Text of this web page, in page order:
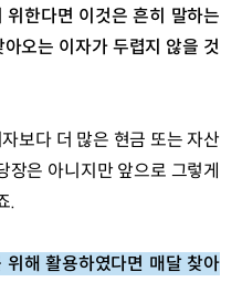
한다면 이것은 흔히 말하는
오는 이자가 두렵지 않을 것
보다 더 많은 현금 또는 자산
은 아니지만 앞으로 그렇게
.
해 활용하였다면 매달 찾아